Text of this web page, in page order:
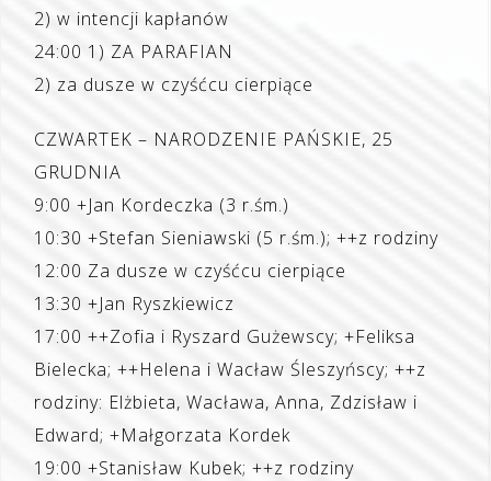
2) w intencji kapłanów
24:00 1) ZA PARAFIAN
2) za dusze w czyśćcu cierpiące
CZWARTEK – NARODZENIE PAŃSKIE, 25
GRUDNIA
9:00 +Jan Kordeczka (3 r.śm.)
10:30 +Stefan Sieniawski (5 r.śm.); ++z rodziny
12:00 Za dusze w czyśćcu cierpiące
13:30 +Jan Ryszkiewicz
17:00 ++Zofia i Ryszard Gużewscy; +Feliksa
Bielecka; ++Helena i Wacław Śleszyńscy; ++z
rodziny: Elżbieta, Wacława, Anna, Zdzisław i
Edward; +Małgorzata Kordek
19:00 +Stanisław Kubek; ++z rodziny